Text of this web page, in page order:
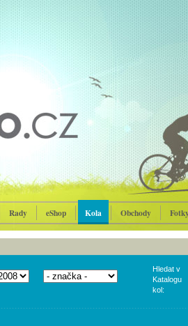
Rady eShop Kola Obchody
Hledat v
Katalogu
kol: